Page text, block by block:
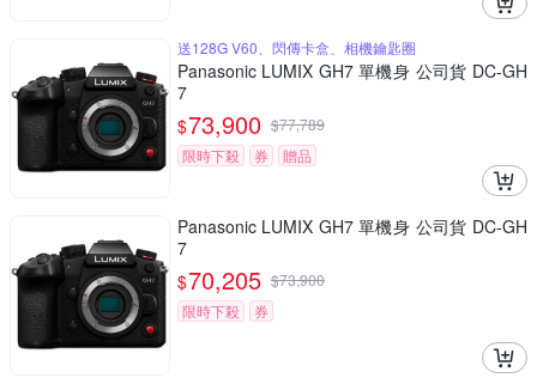
送128G V60、閃傳卡盒、相機鑰匙圈
Panasonic LUMIX GH7 單機身 公司貨 DC-GH
7
$73,900 $77,789
限時下殺
券 贈品
Panasonic LUMIX GH7 單機身 公司貨 DC-GH
7
$70,205 $73,900
限時下殺
券